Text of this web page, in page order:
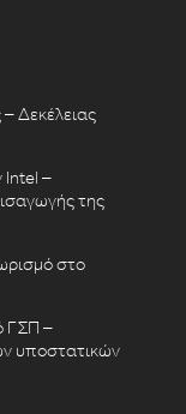
Δεκέλειας
Intel –
της
στο
ΓΣΠ –
υποστατικών